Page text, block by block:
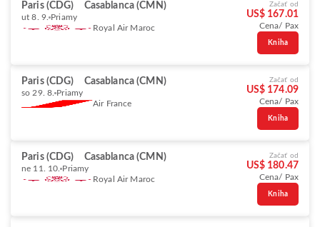
Paris (CDG) Casablanca (CMN)
ut 8. 9. Priamy
Royal Air Maroc
Začať od
US$ 167.01
Cena/ Pax
Kniha
Paris (CDG) Casablanca (CMN)
so 29. 8. Priamy
Air France
Začať od
US$ 174.09
Cena/ Pax
Kniha
Paris (CDG) Casablanca (CMN)
ne 11. 10. Priamy
Royal Air Maroc
Začať od
US$ 180.47
Cena/ Pax
Kniha